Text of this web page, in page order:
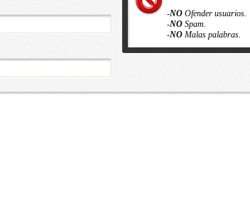
-NO Ofender usuarios.
-NO Spam.
-NO Malas palabras.